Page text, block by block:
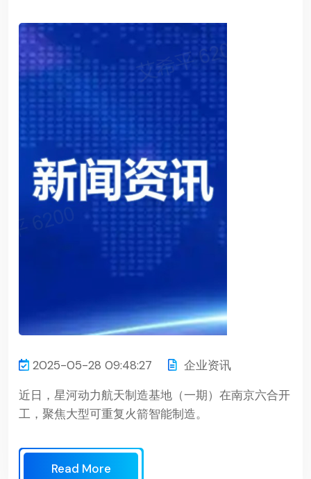
2025-05-28 09:48:27
企业资讯
近日，星河动力航天制造基地（一期）在南京六合开
工，聚焦大型可重复火箭智能制造。
Read More